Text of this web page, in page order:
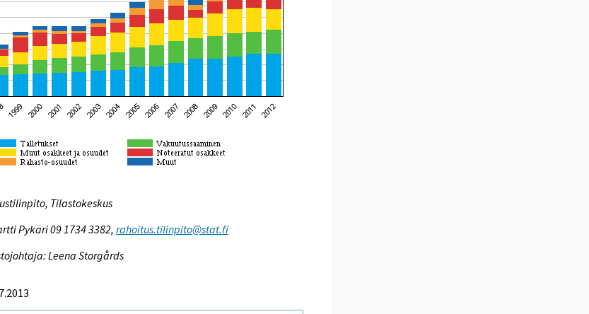
Tilastokeskus
Pykäri 09 1734 3382,rahoitus.tilinpito@stat.fi
Leena Storgårds